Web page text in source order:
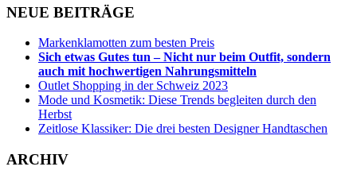
NEUE BEITRÄGE
Markenklamotten zum besten Preis
Sich etwas Gutes tun – Nicht nur beim Outfit, sondern
auch mit hochwertigen Nahrungsmitteln
Outlet Shopping in der Schweiz 2023
Mode und Kosmetik: Diese Trends begleiten durch den
Herbst
Zeitlose Klassiker: Die drei besten Designer Handtaschen
ARCHIV